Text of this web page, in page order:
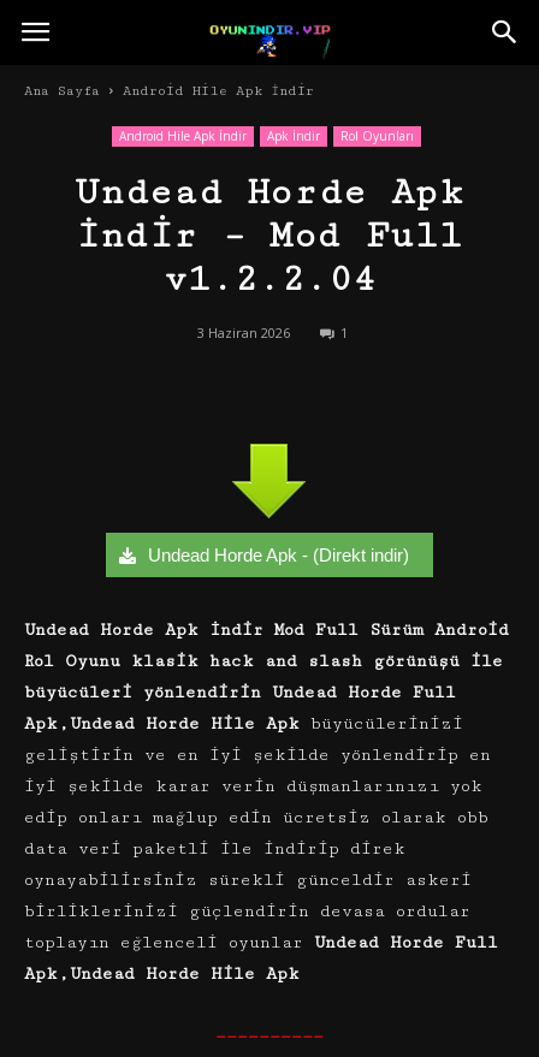
Ana Sayfa Android Hile Apk İndir
Android Hile Apk İndir Apk İndir Rol Oyunları
Undead Horde Apk
İndir – Mod Full
v1.2.2.04
3 Haziran 2026 1
Undead Horde Apk - (Direkt indir)
Undead Horde Apk İndir Mod Full Sürüm Android
Rol Oyunu klasik hack and slash görünüşü ile
büyücüleri yönlendirin Undead Horde Full
Apk,Undead Horde Hile Apk büyücülerinizi
geliştirin ve en iyi şekilde yönlendirip en
iyi şekilde karar verin düşmanlarınızı yok
edip onları mağlup edin ücretsiz olarak obb
data veri paketli ile indirip direk
oynayabilirsiniz sürekli günceldir askeri
birliklerinizi güçlendirin devasa ordular
toplayın eğlenceli oyunlar Undead Horde Full
Apk,Undead Horde Hile Apk
——————————